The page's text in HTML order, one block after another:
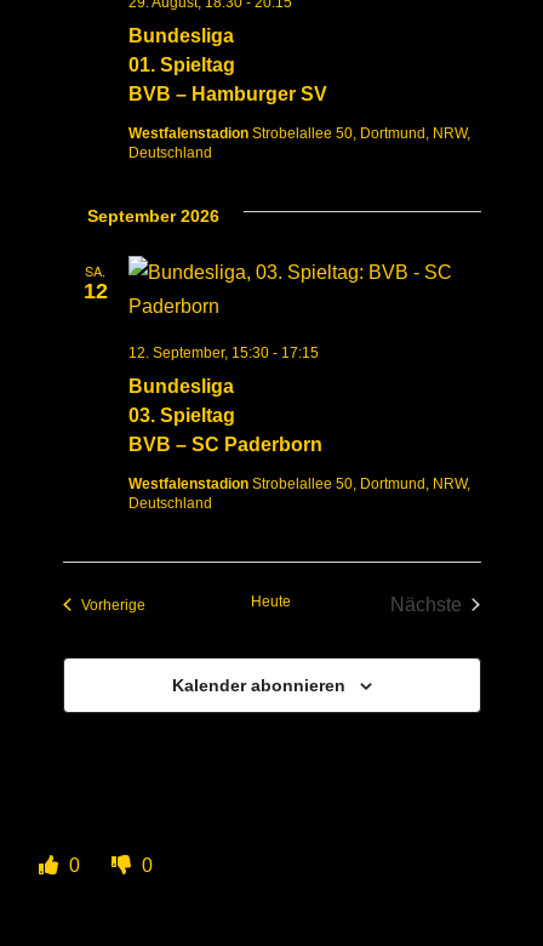
Bundesliga
01. Spieltag
BVB – Hamburger SV
Westfalenstadion Strobelallee 50, Dortmund, NRW,
Deutschland
September 2026
SA.
12
Bundesliga
03. Spieltag
BVB – SC Paderborn
12. September, 15:30- 17:15
Westfalenstadion Strobelallee 50, Dortmund, NRW,
Deutschland
VorherigeVeranstaltungen Heute
Nächste
Kalender abonnieren
0 0